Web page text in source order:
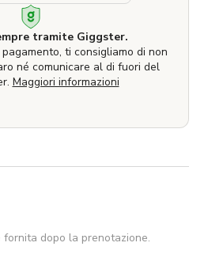
tramite Giggster.
ti consigliamo di non
né comunicare al di fuori del
Maggiori informazioni
dopo la prenotazione.